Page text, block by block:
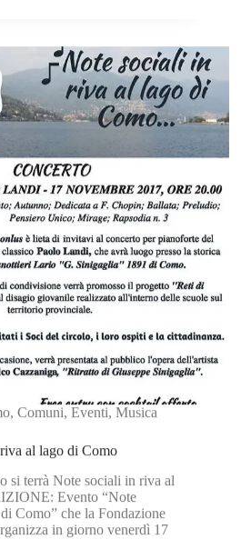
, Comuni, Eventi, Musica
al lago di Como
si terrà Note sociali in riva al
Evento “Note
Como” che la Fondazione
in giorno venerdì 17